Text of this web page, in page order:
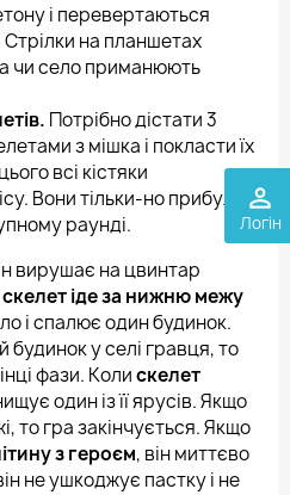
perm_identity
Логін
і перевертаються
на планшетах
чи село приманюють
Потрібно дістати 3
з мішка і покласти їх
всі кістяки
Вони тільки-но прибули й
раунді.
вирушає на цвинтар
скелет іде за нижню межу
і спалює один будинок.
будинок у селі гравця, то
фази. Колискелет
один із її ярусів. Якщо
то гра закінчується. Якщо
з героєм, він миттєво
не ушкоджує пастку і не